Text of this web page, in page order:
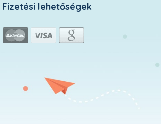
Fizetési lehetőségek